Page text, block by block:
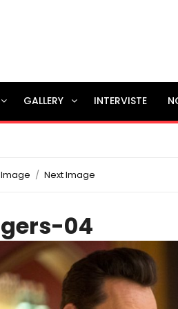
GALLERY INTERVISTE
Next Image
04